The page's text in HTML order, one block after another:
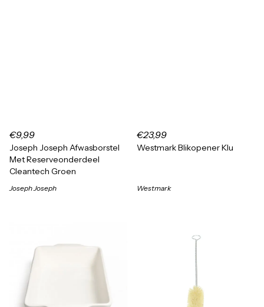
€9,99
Joseph Joseph Afwasborstel
Met Reserveonderdeel
Cleantech Groen
Joseph Joseph
€23,99
Westmark Blikopener Klu
Westmark